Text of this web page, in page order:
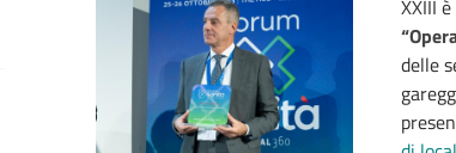
XXIII
delle